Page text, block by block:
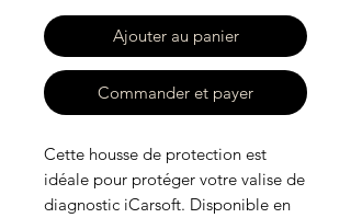
Ajouter au panier
Commander et payer
Cette housse de protection est
idéale pour protéger votre valise de
diagnostic iCarsoft. Disponible en